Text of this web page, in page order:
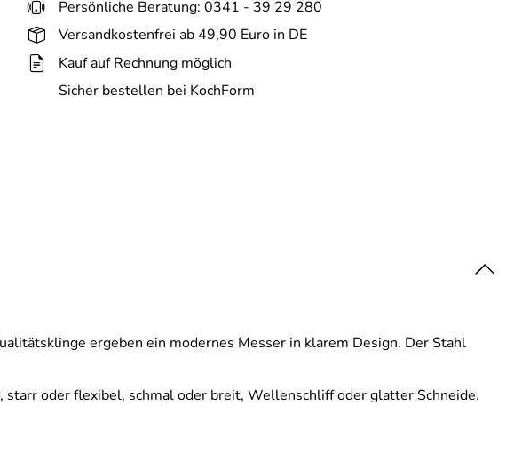
Persönliche Beratung: 0341 - 39 29 280
Versandkostenfrei ab 49,90 Euro in DE
Kauf auf Rechnung möglich
Sicher bestellen bei KochForm
ergeben ein modernes Messer in klarem Design. Der Stahl
oder flexibel, schmal oder breit, Wellenschliff oder glatter Schneide.